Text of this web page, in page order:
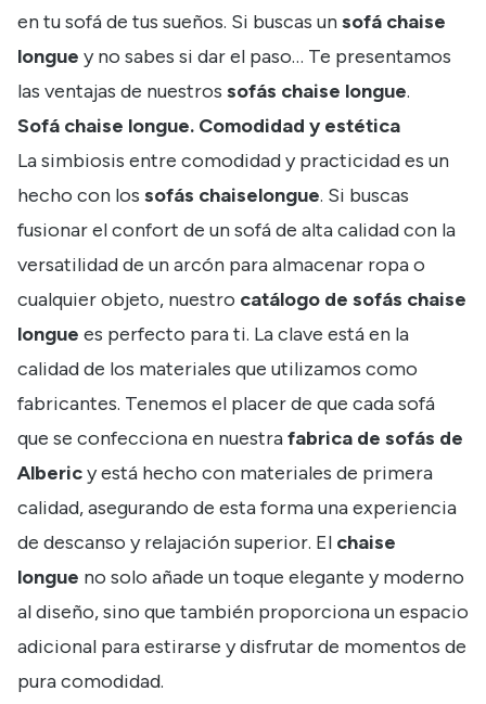
en tu sofá de tus sueños. Si buscas unsofá chaise
longue y no sabes si dar el paso… Te presentamos
las ventajas de nuestros sofás chaise longue.
Sofá chaise longue. Comodidad y estética
La simbiosis entre comodidad y practicidad es un
hecho con los sofás chaiselongue. Si buscas
fusionar el confort de un sofá de alta calidad con la
versatilidad de un arcón para almacenar ropa o
cualquier objeto, nuestro catálogo de sofás chaise
longue es perfecto para ti. La clave está en la
calidad de los materiales que utilizamos como
fabricantes. Tenemos el placer de que cada sofá
que se confecciona en nuestrafabrica de sofás de
Albericy está hecho con materiales de primera
calidad, asegurando de esta forma una experiencia
de descanso y relajación superior. El chaise
longue no solo añade un toque elegante y moderno
al diseño, sino que también proporciona un espacio
adicional para estirarse y disfrutar de momentos de
pura comodidad.